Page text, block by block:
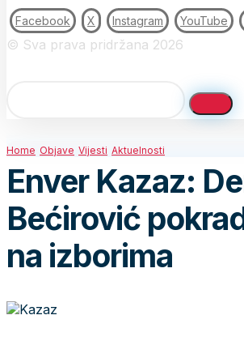
Facebook X Instagram YouTube
© Sva prava pridržana 2026
Home Objave Vijesti Aktuelnosti
Enver Kazaz:
Bećirović
na izborima